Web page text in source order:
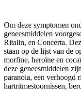
Om deze symptomen
geneesmiddelen
Ritalin, en Concerta.
staan op de lijst van de
morfine, heroïne en
deze geneesmiddelen
paranoia, een verhoogd
hartritmestoornissen,